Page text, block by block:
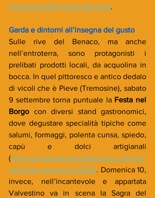
www.festivalfranciacorta.wine.
Garda e dintorni all’insegna del gusto
Sulle rive del Benaco, ma anche
nell’entroterra, sono protagonisti i
prelibati prodotti locali, da acquolina in
bocca. In quel pittoresco e antico dedalo
di vicoli che è Pieve (Tremosine), sabato
9 settembre torna puntuale la Festa nel
Borgo con diversi stand gastronomici,
dove degustare specialità tipiche come
salumi, formaggi, polenta cunsa, spiedo,
capù e dolci artigianali
(www.tremosinesulgardaeventi.com/eve
nto/festa-nel-borgo-2023). Domenica 10,
invece, nell’incantevole e appartata
Valvestino va in scena la Sagra del